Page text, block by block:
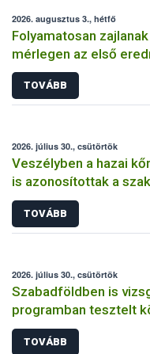
2026. augusztus 3., hétfő
Folyamatosan
mérlegen az első
TOVÁBB
2026. július 30., csütörtök
Veszélyben a hazai
is azonosítottak a
TOVÁBB
2026. július 30., csütörtök
Szabadföldben is
programban tesztelt
TOVÁBB